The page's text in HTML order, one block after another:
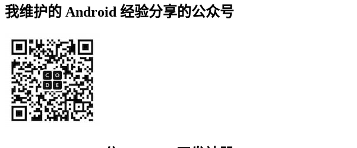
我维护的 Android 经验分享的公众号